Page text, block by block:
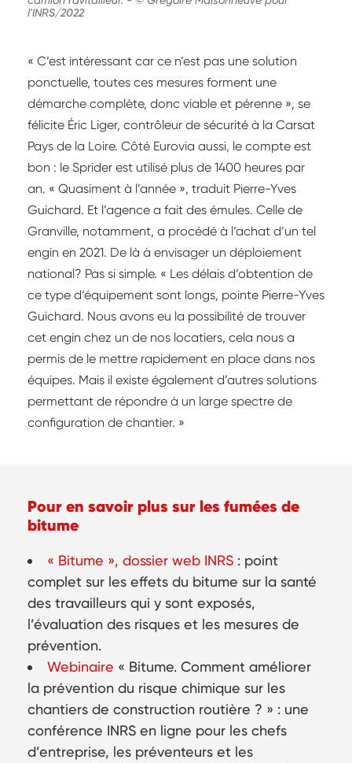
l'INRS/2022
« C’est intéressant car ce n’est pas une solution
ponctuelle, toutes ces mesures forment une
démarche complète, donc viable et pérenne », se
félicite Éric Liger, contrôleur de sécurité à la Carsat
Pays de la Loire. Côté Eurovia aussi, le compte est
bon : le Sprider est utilisé plus de 1400 heures par
an. « Quasiment à l’année », traduit Pierre-Yves
Guichard. Et l’agence a fait des émules. Celle de
Granville, notamment, a procédé à l’achat d’un tel
engin en 2021. De là à envisager un déploiement
national? Pas si simple. « Les délais d’obtention de
ce type d’équipement sont longs, pointe Pierre-Yves
Guichard. Nous avons eu la possibilité de trouver
cet engin chez un de nos locatiers, cela nous a
permis de le mettre rapidement en place dans nos
équipes. Mais il existe également d’autres solutions
permettant de répondre à un large spectre de
configuration de chantier. »
Pour en savoir plus sur les fumées de
bitume
« Bitume », dossier web INRS : point
complet sur les effets du bitume sur la santé
des travailleurs qui y sont exposés,
l’évaluation des risques et les mesures de
prévention.
Webinaire « Bitume. Comment améliorer
la prévention du risque chimique sur les
chantiers de construction routière ? » : une
conférence INRS en ligne pour les chefs
d’entreprise, les préventeurs et les